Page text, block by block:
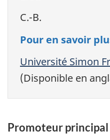
C.-B.
Pour en savoir
Université Simon
(Disponible en
Promoteur principal